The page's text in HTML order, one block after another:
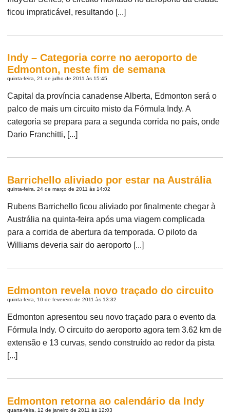
ficou impraticável, resultando [...]
Indy – Categoria corre no aeroporto de
Edmonton, neste fim de semana
quinta-feira, 21 de julho de 2011 às 15:45
Capital da província canadense Alberta, Edmonton será o
palco de mais um circuito misto da Fórmula Indy. A
categoria se prepara para a segunda corrida no país, onde
Dario Franchitti, [...]
Barrichello aliviado por estar na Austrália
quinta-feira, 24 de março de 2011 às 14:02
Rubens Barrichello ficou aliviado por finalmente chegar à
Austrália na quinta-feira após uma viagem complicada
para a corrida de abertura da temporada. O piloto da
Williams deveria sair do aeroporto [...]
Edmonton revela novo traçado do circuito
quinta-feira, 10 de fevereiro de 2011 às 13:32
Edmonton apresentou seu novo traçado para o evento da
Fórmula Indy. O circuito do aeroporto agora tem 3.62 km de
extensão e 13 curvas, sendo construído ao redor da pista
[...]
Edmonton retorna ao calendário da Indy
quarta-feira, 12 de janeiro de 2011 às 12:03